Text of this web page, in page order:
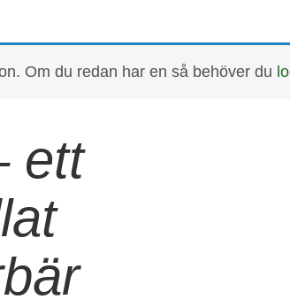
Om du redan har en så behöver du
ett